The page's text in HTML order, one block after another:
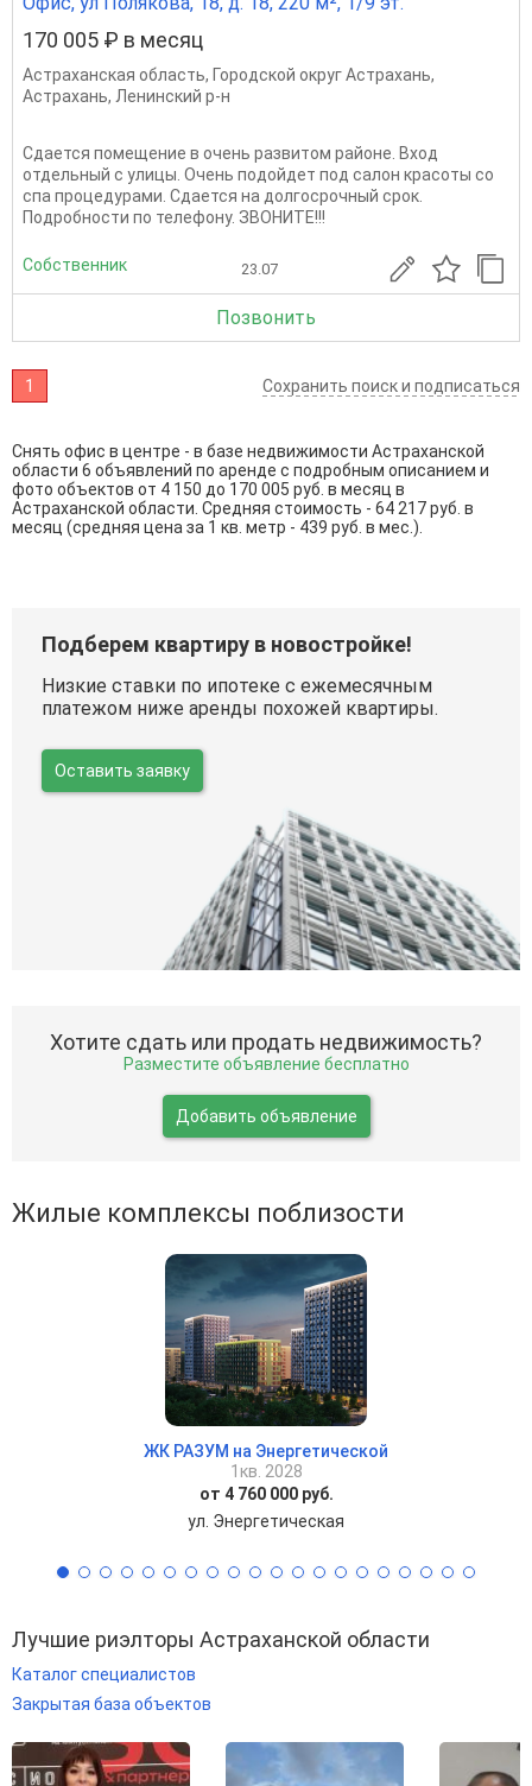
170 005 ₽ в месяц
Астраханская область, Городской округ Астрахань,
Астрахань, Ленинский р-н
Сдается помещение в очень развитом районе. Вход
отдельный с улицы. Очень подойдет под салон красоты со
спа процедурами. Сдается на долгосрочный срок.
Подробности по телефону. ЗВОНИТЕ!!!
Собственник 23.07
Позвонить
1 Сохранить поиск и подписаться
Снять офис в центре - в базе недвижимости Астраханской
области 6 объявлений по аренде с подробным описанием и
фото объектов от 4 150 до 170 005 руб. в месяц в
Астраханской области. Средняя стоимость - 64 217 руб. в
месяц (средняя цена за 1 кв. метр - 439 руб. в мес.).
Подберем квартиру в новостройке!
Низкие ставки по ипотеке с ежемесячным
платежом ниже аренды похожей квартиры.
Оставить заявку
Хотите сдать или продать недвижимость?
Разместите объявление бесплатно
Добавить объявление
Жилые комплексы поблизости
ЖК РАЗУМ на Энергетической
1кв. 2028
от 4 760 000 руб.
ул. Энергетическая
Лучшие риэлторы Астраханской области
Каталог специалистов
Закрытая база объектов